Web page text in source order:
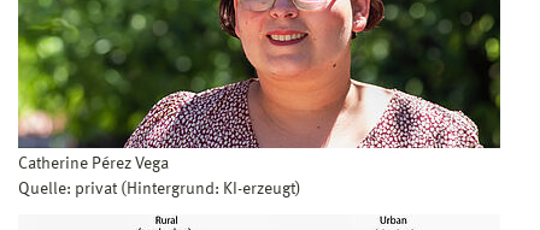
Catherine Pérez Vega
Quelle: privat (Hintergrund: KI-erzeugt)